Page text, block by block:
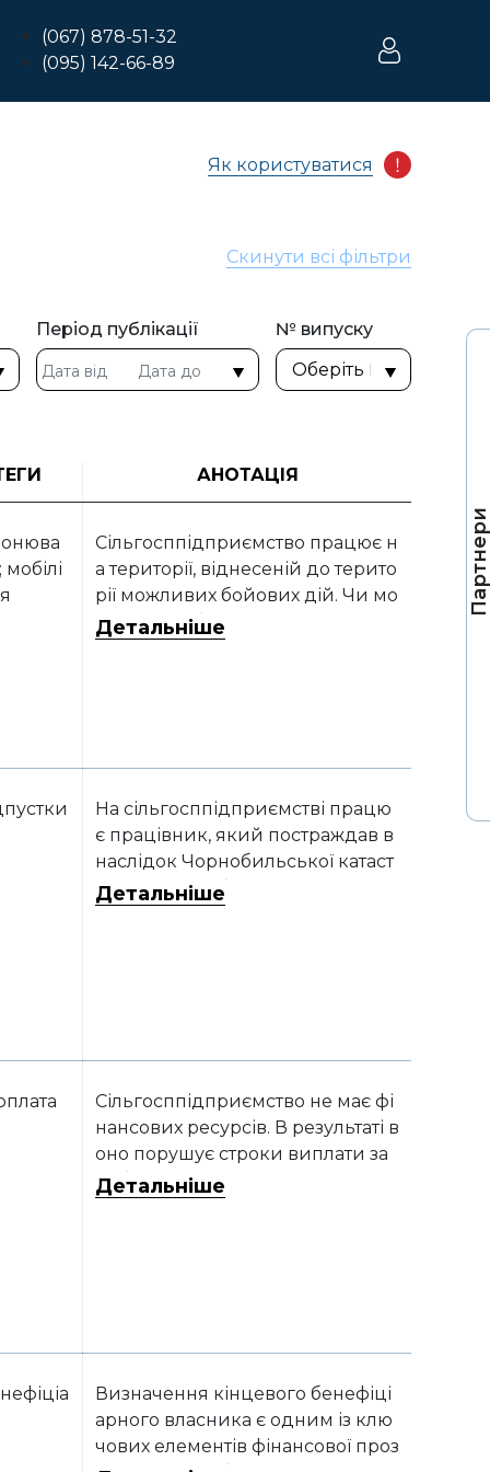
Партнери
(067) 878-51-32
(095) 142-66-89
Як користуватися
Період публікації № випуску
Скинути всі фільтри
АНОТАЦІЯ
Сільгосппідприємство працює н
а території, віднесеній до терито
рії можливих бойових дій. Чи мо
же воно забронювати 100% війсь
Детальніше
На сільгосппідприємстві працю
є працівник, який постраждав в
наслідок Чорнобильської катаст
рофи. Які особливості надання т
х?
Детальніше
Сільгосппідприємство не має фі
нансових ресурсів. В результаті в
оно порушує строки виплати за
робітної плати. Яка відповідальн
Детальніше
Визначення кінцевого бенефіці
арного власника є одним із клю
чових елементів фінансової проз